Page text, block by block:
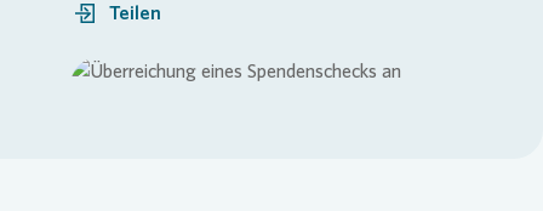
Weitere Angebote
Teilen